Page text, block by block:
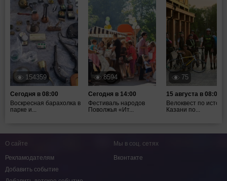
154359
Сегодня в 08:00
Воскресная барахолка в
парке и...
8594
Сегодня в 14:00
Фестиваль народов
Поволжья «Ит...
75
15 августа в 08:00
Велоквест по
Казани по...
О сайте
Рекламодателям
Добавить событие
Мы в соц. сетях
Вконтакте